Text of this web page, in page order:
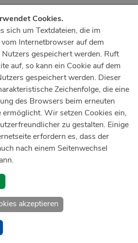
117
an das Universitätsklinikum Bonn
Cookies.
sich um Textdateien, die im
Internetbrowser auf dem
gespeichert werden. Ruft
auf, so kann ein Cookie auf dem
gespeichert werden. Dieser
Zeichenfolge, die eine
des Browsers beim erneuten
Wir setzen Cookies ein,
zu gestalten. Einige
erfordern es, dass der
nach einem Seitenwechsel
akzeptieren